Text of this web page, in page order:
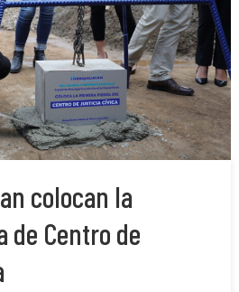
colocan la
de Centro de